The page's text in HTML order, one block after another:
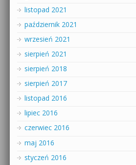
listopad 2021
październik 2021
wrzesień 2021
sierpień 2021
sierpień 2018
sierpień 2017
listopad 2016
lipiec 2016
czerwiec 2016
maj 2016
styczeń 2016